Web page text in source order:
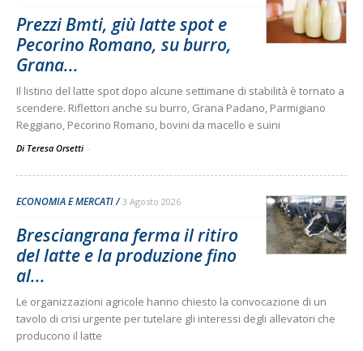
Prezzi Bmti, giù latte spot e
Pecorino Romano, su burro,
Grana...
Il listino del latte spot dopo alcune settimane di stabilità è tornato a
scendere. Riflettori anche su burro, Grana Padano, Parmigiano
Reggiano, Pecorino Romano, bovini da macello e suini
Di Teresa Orsetti -
ECONOMIA E MERCATI 3 Agosto 2026
Bresciangrana ferma il ritiro
del latte e la produzione fino
al...
Le organizzazioni agricole hanno chiesto la convocazione di un
tavolo di crisi urgente per tutelare gli interessi degli allevatori che
producono il latte